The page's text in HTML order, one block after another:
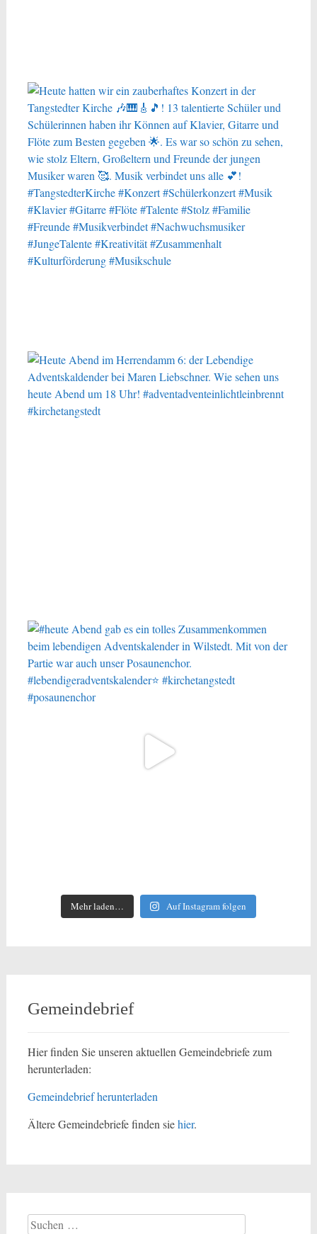
Mehr laden… Auf Instagram folgen
Gemeindebrief
Hier finden Sie unseren aktuellen Gemeindebriefe zum
herunterladen:
Gemeindebrief herunterladen
Ältere Gemeindebriefe finden siehier.
Suchen